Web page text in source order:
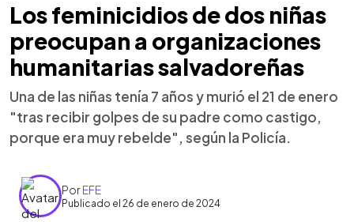
Los feminicidios de dos niñas
preocupan a organizaciones
humanitarias salvadoreñas
Una de las niñas tenía 7 años y murió el 21 de enero
"tras recibir golpes de su padre como castigo,
porque era muy rebelde", según la Policía.
PorEFE
Publicado el 26 de enero de 2024